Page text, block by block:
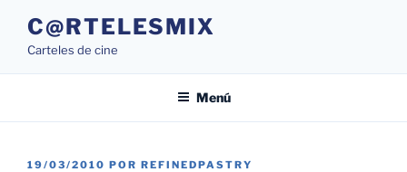
contenido
C@RTELESMIX
Carteles de cine
Menú
PUBLICADO
19/03/2010 POR REFINEDPASTRY